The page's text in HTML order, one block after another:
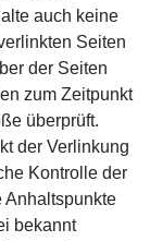
auch keine
Seiten
der Seiten
zum Zeitpunkt
überprüft.
der Verlinkung
Kontrolle der
Anhaltspunkte
bekannt